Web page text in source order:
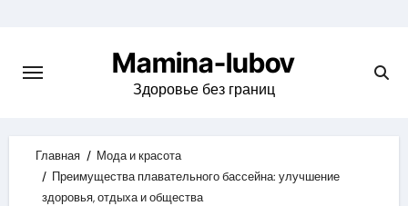
content
Mamina-lubov
Здоровье без границ
Главная
Мода и красота
Преимущества плавательного бассейна: улучшение
здоровья, отдыха и общества